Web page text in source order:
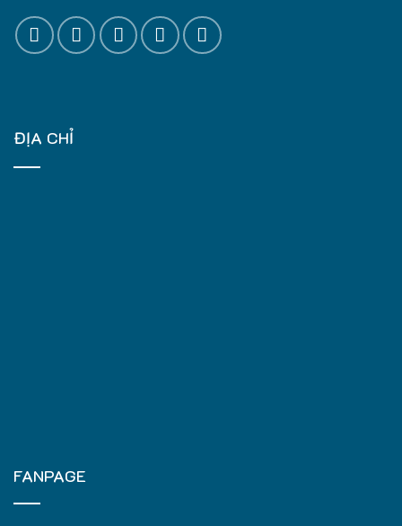
ĐỊA CHỈ
FANPAGE